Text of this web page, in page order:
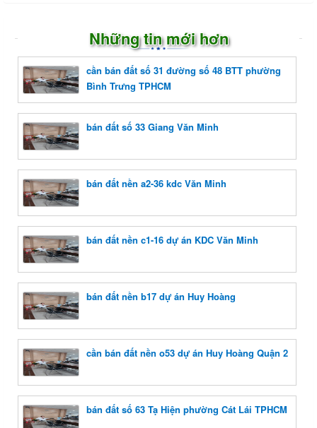
Những tin mới hơn
cần bán đất số 31 đường số 48 BTT phường
Bình Trưng TPHCM
bán đất số 33 Giang Văn Minh
bán đất nền a2-36 kdc Văn Minh
bán đất nền c1-16 dự án KDC Văn Minh
bán đất nền b17 dự án Huy Hoàng
cần bán đất nền o53 dự án Huy Hoàng Quận 2
bán đất số 63 Tạ Hiện phường Cát Lái TPHCM